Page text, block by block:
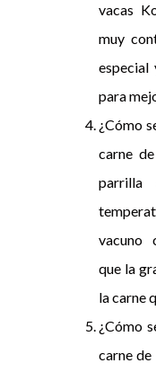
vacas
muy
especial
para
¿Cómo
carne
vacuno
que la
la carne
¿Cómo
carne